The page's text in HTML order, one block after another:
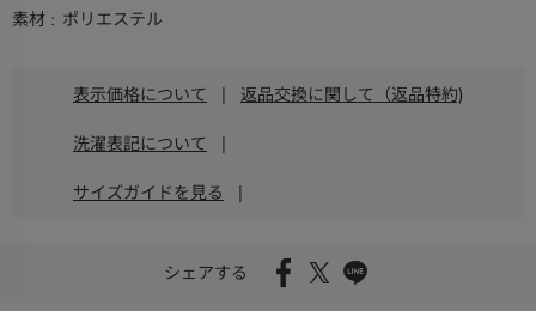
素材
ポリエステル
表示価格について | 返品交換に関して（返品特約)
洗濯表記について |
サイズガイドを見る |
シェアする